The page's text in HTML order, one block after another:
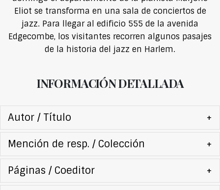
Eliot se transforma en una sala de conciertos de
jazz. Para llegar al edificio 555 de la avenida
Edgecombe, los visitantes recorren algunos pasajes
de la historia del jazz en Harlem.
INFORMACIÓN DETALLADA
Autor / Título +
Mención de resp. / Colección +
Páginas / Coeditor +